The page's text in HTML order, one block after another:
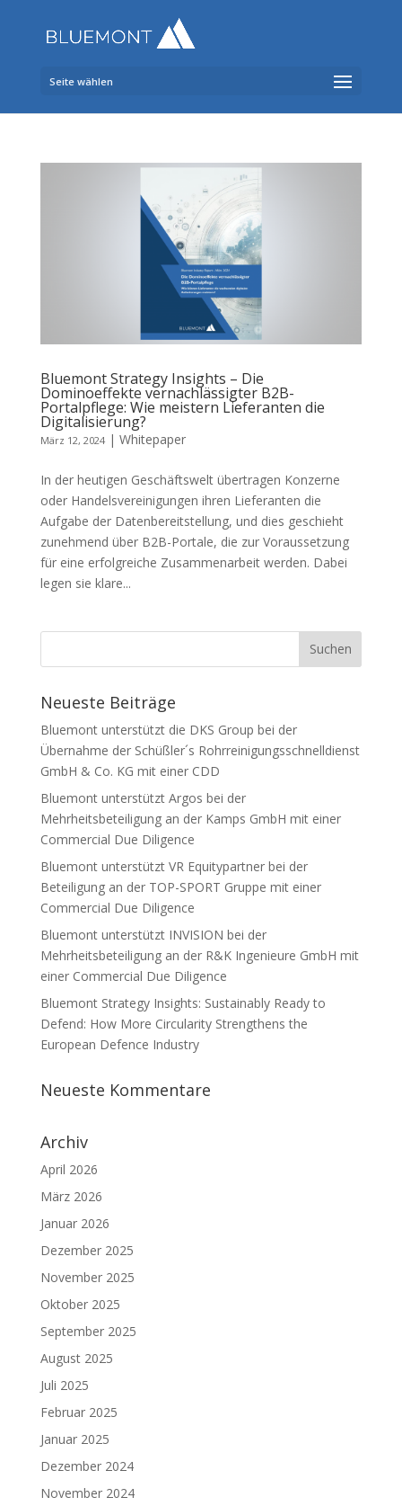
Seite wählen
Bluemont Strategy Insights – Die
Dominoeffekte vernachlässigter B2B-
Portalpflege: Wie meistern Lieferanten die
Digitalisierung?
März 12, 2024| Whitepaper
In der heutigen Geschäftswelt übertragen Konzerne
oder Handelsvereinigungen ihren Lieferanten die
Aufgabe der Datenbereitstellung, und dies geschieht
zunehmend über B2B-Portale, die zur Voraussetzung
für eine erfolgreiche Zusammenarbeit werden. Dabei
legen sie klare...
Neueste Beiträge
Bluemont unterstützt die DKS Group bei der
Übernahme der Schüßler´s Rohrreinigungsschnelldienst
GmbH & Co. KG mit einer CDD
Bluemont unterstützt Argos bei der
Mehrheitsbeteiligung an der Kamps GmbH mit einer
Commercial Due Diligence
Bluemont unterstützt VR Equitypartner bei der
Beteiligung an der TOP-SPORT Gruppe mit einer
Commercial Due Diligence
Bluemont unterstützt INVISION bei der
Mehrheitsbeteiligung an der R&K Ingenieure GmbH mit
einer Commercial Due Diligence
Bluemont Strategy Insights: Sustainably Ready to
Defend: How More Circularity Strengthens the
European Defence Industry
Neueste Kommentare
Archiv
April 2026
März 2026
Januar 2026
Dezember 2025
November 2025
Oktober 2025
September 2025
August 2025
Juli 2025
Februar 2025
Januar 2025
Dezember 2024
November 2024